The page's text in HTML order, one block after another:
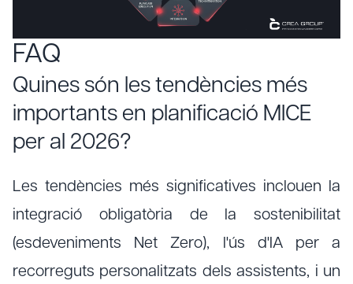
FAQ
Quines són les tendències més
importants en planificació MICE
per al 2026?
Les tendències més significatives inclouen la
integració obligatòria de la sostenibilitat
(esdeveniments Net Zero), l'ús d'IA per a
recorreguts personalitzats dels assistents, i un